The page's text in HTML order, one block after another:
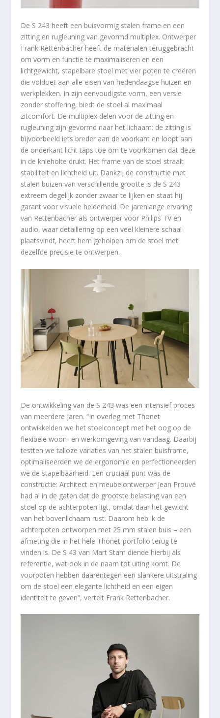
De S 243 heeft een buisvormig stalen frame en een
zitting en rugleuning van gevormd multiplex. Ontwerper
Frank Rettenbacher heeft de materialen teruggebracht
om vorm en functie te maximaliseren en een
lichtgewicht, stapelbare stoel met vier poten te creëren
die voldoet aan alle eisen van hedendaagse huizen en
werkplekken. In zijn eenvoudigste vorm, een versie
zonder stoffering, biedt de stoel al maximaal
zitcomfort. De multiplex delen voor de zitting en
rugleuning zijn gevormd naar het lichaam: de zitting is
bijvoorbeeld iets breder aan de voorkant en loopt aan
de onderkant licht taps toe om te voorkomen dat deze
in de knieholte drukt. Het frame van de stoel straalt
stabiliteit en lichtheid uit. Dankzij de constructie met
stalen buizen van verschillende grootte is de S 243
extreem degelijk zonder zwaar te lijken en staat hij
garant voor visuele helderheid. De jarenlange ervaring
van Rettenbacher als ontwerper voor Philips TV en
audio, waar detaillering op een veel kleinere schaal
plaatsvindt, heeft hem geholpen om de stoel met
dezelfde precisie te ontwerpen.
De ontwikkeling van de S 243 was een intensief proces
van meerdere jaren. “In overleg met Thonet
ontwikkelden we het stoelconcept met het oog op de
flexibele woon- en werkomgeving van vandaag. Daarbij
testten we talloze variaties van het stalen buisframe,
optimaliseerden we de ergonomie en perfectioneerden
we de stapelbaarheid. Een cruciaal punt was de
constructie: Architect en meubelontwerper Jean Prouvé
had al in de gaten dat de grootste belasting van een
stoel op de achterpoten ligt, omdat daar het gewicht
van het bovenlichaam rust. Daarom heb ik de
achterpoten ontworpen met 25 mm stalen buis – een
afmeting die in het hele Thonet-portfolio terug te
vinden is. De S 43 van Mart Stam diende hierbij als
referentie, wat ook in de naam tot uiting komt. De
voorpoten hebben daarentegen een slankere uitstraling
om de stoel een elegante lichtheid en een eigen
identiteit te geven”, vertelt Frank Rettenbacher.